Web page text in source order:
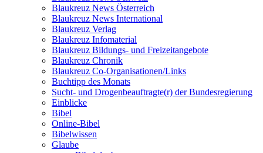
Blaukreuz News Österreich
Blaukreuz News International
Blaukreuz Verlag
Blaukreuz Infomaterial
Blaukreuz Bildungs- und Freizeitangebote
Blaukreuz Chronik
Blaukreuz Co-Organisationen/Links
Buchtipp des Monats
Sucht- und Drogenbeauftragte(r) der Bundesregierung
Einblicke
Bibel
Online-Bibel
Bibelwissen
Glaube